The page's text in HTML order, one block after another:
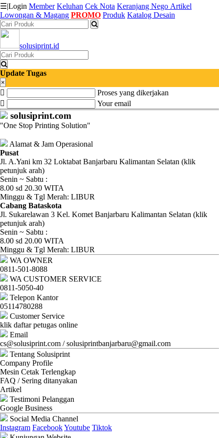
Katalog
Produk
Petugas
Riwayat
Transaksi
Tagihan
Berjalan
Pembayaran
Pendapatan
Fee
Ganti
Password
Logout
☰|Login Member Keluhan Cek Nota Keranjang Nego Artikel
Lowongan & Magang PROMO Produk Katalog Desain
solusiprint.id
Update Tugas
×
Proses yang dikerjakan
Your email
solusiprint.com
"One Stop Printing Solution"
Alamat & Jam Operasional
Pusat
Jl. A.Yani km 32 Loktabat Banjarbaru Kalimantan Selatan (klik
petunjuk arah)
Senin ~ Sabtu :
8.00 sd 20.30 WITA
Minggu & Tgl Merah: LIBUR
Cabang Bataskota
Jl. Sukarelawan 3 Kel. Komet Banjarbaru Kalimantan Selatan (klik
petunjuk arah)
Senin ~ Sabtu :
8.00 sd 20.00 WITA
Minggu & Tgl Merah: LIBUR
WA OWNER
0811-501-8088
WA CUSTOMER SERVICE
0811-5050-40
Telepon Kantor
05114780288
Customer Service
klik daftar petugas online
Email
cs@solusiprint.com / solusiprintbanjarbaru@gmail.com
Tentang Solusiprint
Company Profile
Mesin Cetak Terlengkap
FAQ / Sering ditanyakan
Artikel
Testimoni Pelanggan
Google Business
Social Media Channel
Instagram FacebookYoutube Tiktok